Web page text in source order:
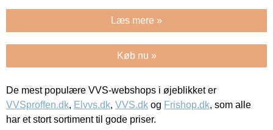
Læs mere »
Køb nu »
De mest populære VVS-webshops i øjeblikket er
VVSproffen.dk, Elvvs.dk, VVS.dk og Frishop.dk, som alle
har et stort sortiment til gode priser.